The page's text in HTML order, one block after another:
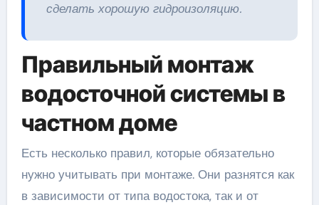
сделать хорошую гидроизоляцию.
Правильный монтаж
водосточной системы в
частном доме
Есть несколько правил, которые обязательно
нужно учитывать при монтаже. Они разнятся как
в зависимости от типа водостока, так и от